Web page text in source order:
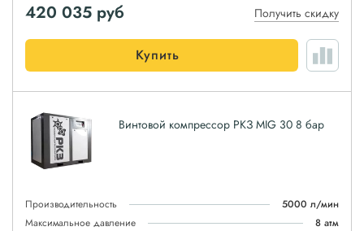
420 035 руб Получить скидку
Купить
Винтовой компрессор РКЗ MIG 30 8 бар
Производительность
5000 л/мин
Максимальное давление
8 атм